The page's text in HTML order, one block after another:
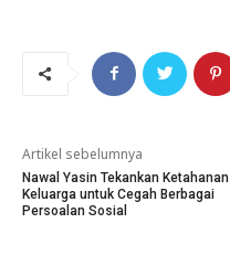
Artikel sebelumnya
Nawal Yasin Tekankan Ketahanan
Keluarga untuk Cegah Berbagai
Persoalan Sosial